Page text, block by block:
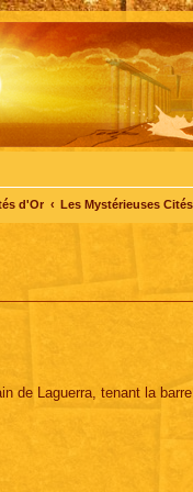
d'Or Les Mystérieuses
de Laguerra, tenant la